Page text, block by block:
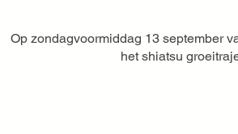
Op zondagvoormiddag 13 september
het shiatsu